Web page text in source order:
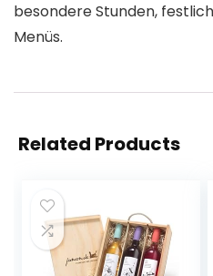
besondere Stunden,
Menüs.
Related Products